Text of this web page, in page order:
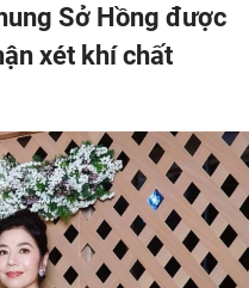
Sở Hồng được
xét khí chất